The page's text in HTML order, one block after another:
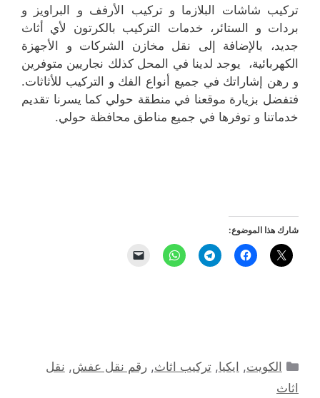
تركيب شاشات البلازما و تركيب الأرفف و البراويز و
بردات و الستائر، خدمات التركيب بالكرتون لأي أثاث
جديد، بالإضافة إلى نقل مخازن الشركات و الأجهزة
الكهربائية، يوجد لدينا في المحل كذلك نجاريين متوفرين
و رهن إشاراتك في جميع أنواع الفك و التركيب للأثاثات.
فتفضل بزيارة موقعنا في منطقة حولي كما يسرنا تقديم
خدماتنا و توفرها في جميع مناطق محافظة حولي.
شارك هذا الموضوع:
التصنيفات
الكويت, ايكيا,تركيب اثاث,رقم نقل عفش, نقل
اثاث